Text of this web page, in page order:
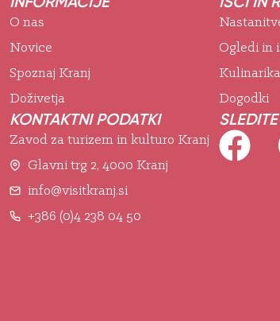
O nas
Novice
Spoznaj Kranj
Doživetja
Ogledi in
Kulinarika
Dogodki
KONTAKTNI PODATKI
Zavod za turizem in kulturo Kranj
Glavni trg 2, 4000 Kranj
info@visitkranj.si
+386 (0)4 238 04 50